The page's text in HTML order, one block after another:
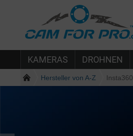
KAMERAS DROHNEN
Hersteller von A-Z Insta360